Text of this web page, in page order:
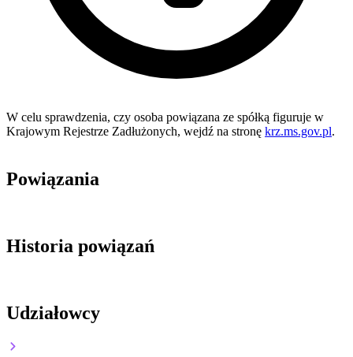
W celu sprawdzenia, czy osoba powiązana ze spółką figuruje w
Krajowym Rejestrze Zadłużonych, wejdź na stronę krz.ms.gov.pl.
Powiązania
Historia powiązań
Udziałowcy